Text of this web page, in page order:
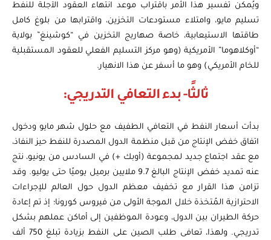
ويُمكن تفسير هذا الأمر باقتراب موعد انتهاء العقود الآجلة للنفط
تسليم مايو، وامتلاء مستودعات التخزين، واقترابها من بلوغ كامل
طاقتها الاستيعابية، خاصة صهاريج التخزين في “كوشينغ” بولاية
“أوكلاهوما” الأمريكية (وهو مركز التسليم الفعلي للعقود المستقبلية
للخام الأمريكي) وهو ما أسفر عن هذا الانهيار.
ثالثًا- بدء التعافي التدريجي:
بدأت أسعار النفط في التعافي الطفيف مع حلول شهر مايو ودخول
اتفاق خفض الإنتاج من قبل منظمة الدول المصدرة للنفط حيز النفاذ،
مع عقد اجتماع جديد لمجموعة (أوبك +) في السادس من يونيو، نتج
عنه تمديد خفض الإنتاج البالغ 9.7 ملايين برميل يوميًا حتى يوليو. وقد
تزامن هذا القرار مع تخفيف معظم الدول حول العالم للإجراءات
الاحترازية المُتخذة خلال الموجة الأولى من فيروس كورونا؛ إذ تم إعادة
حركة الطيران بين الدول، وعودة الموظفين إلى أماكن عملهم بشكل
تدريجي. ولهذا، تعافى طلب الصين على النفط بزيادة تبلغ 750 ألف